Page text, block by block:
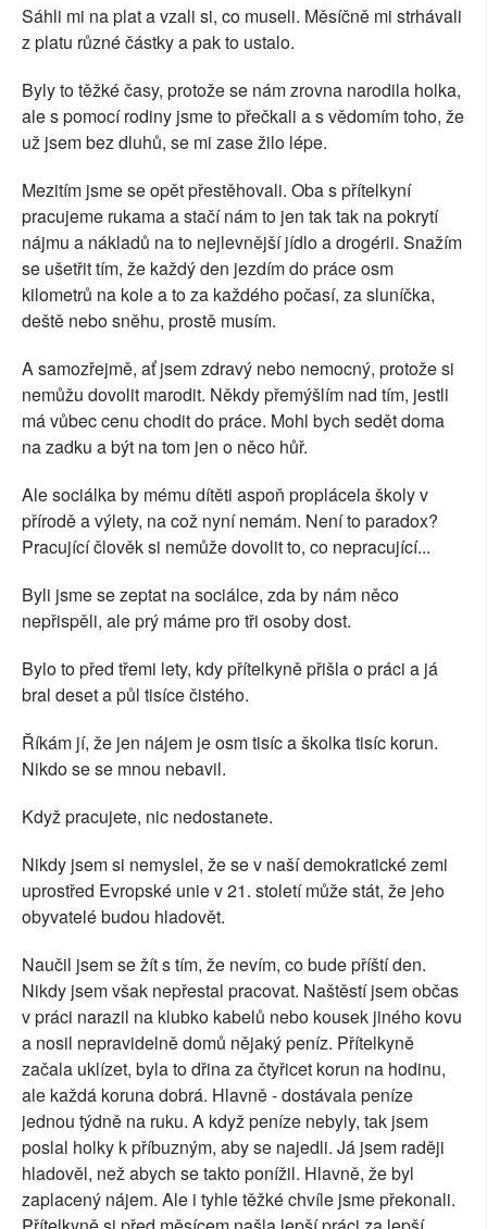
Sáhli mi na plat a vzali si, co museli. Měsíčně mi strhávali
z platu různé částky a pak to ustalo.
Byly to těžké časy, protože se nám zrovna narodila holka,
ale s pomocí rodiny jsme to přečkali a s vědomím toho, že
už jsem bez dluhů, se mi zase žilo lépe.
Mezitím jsme se opět přestěhovali. Oba s přítelkyní
pracujeme rukama a stačí nám to jen tak tak na pokrytí
nájmu a nákladů na to nejlevnější jídlo a drogérii. Snažím
se ušetřit tím, že každý den jezdím do práce osm
kilometrů na kole a to za každého počasí, za sluníčka,
deště nebo sněhu, prostě musím.
A samozřejmě, ať jsem zdravý nebo nemocný, protože si
nemůžu dovolit marodit. Někdy přemýšlím nad tím, jestli
má vůbec cenu chodit do práce. Mohl bych sedět doma
na zadku a být na tom jen o něco hůř.
Ale sociálka by mému dítěti aspoň proplácela školy v
přírodě a výlety, na což nyní nemám. Není to paradox?
Pracující člověk si nemůže dovolit to, co nepracující...
Byli jsme se zeptat na sociálce, zda by nám něco
nepřispěli, ale prý máme pro tři osoby dost.
Bylo to před třemi lety, kdy přítelkyně přišla o práci a já
bral deset a půl tisíce čistého.
Říkám jí, že jen nájem je osm tisíc a školka tisíc korun.
Nikdo se se mnou nebavil.
Když pracujete, nic nedostanete.
Nikdy jsem si nemyslel, že se v naší demokratické zemi
uprostřed Evropské unie v 21. století může stát, že jeho
obyvatelé budou hladovět.
Naučil jsem se žít s tím, že nevím, co bude příští den.
Nikdy jsem však nepřestal pracovat. Naštěstí jsem občas
v práci narazil na klubko kabelů nebo kousek jiného kovu
a nosil nepravidelně domů nějaký peníz. Přítelkyně
začala uklízet, byla to dřina za čtyřicet korun na hodinu,
ale každá koruna dobrá. Hlavně - dostávala peníze
jednou týdně na ruku. A když peníze nebyly, tak jsem
poslal holky k příbuzným, aby se najedli. Já jsem raději
hladověl, než abych se takto ponížil. Hlavně, že byl
zaplacený nájem. Ale i tyhle těžké chvíle jsme překonali.